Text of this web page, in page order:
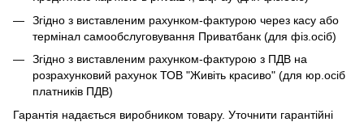
Згідно з виставленим рахунком-фактурою через касу або
термінал самообслуговування Приватбанк (для фіз.осіб)
Згідно з виставленим рахунком-фактурою з ПДВ на
розрахунковий рахунок ТОВ "Живіть красиво" (для юр.осіб
платників ПДВ)
Гарантія надається виробником товару. Уточнити гарантійні